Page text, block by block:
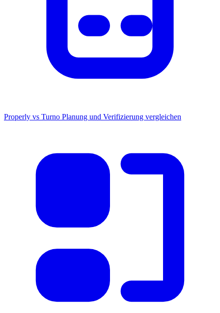
Properly vs Turno Planung und Verifizierung vergleichen